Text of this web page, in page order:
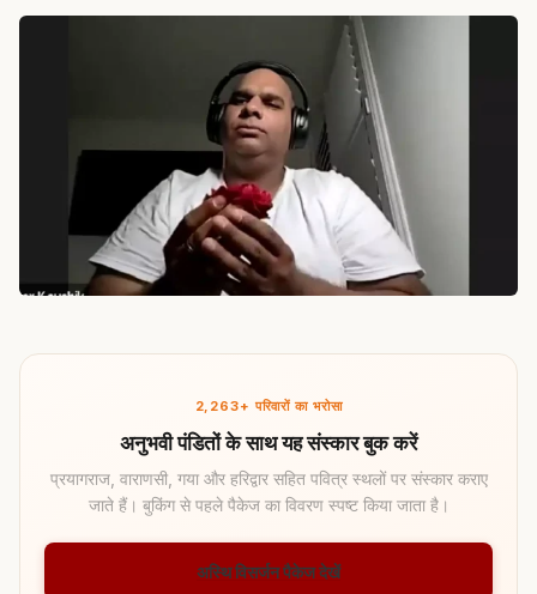
2,263+ परिवारों का भरोसा
अनुभवी पंडितों के साथ यह संस्कार बुक करें
प्रयागराज, वाराणसी, गया और हरिद्वार सहित पवित्र स्थलों पर संस्कार कराए
जाते हैं। बुकिंग से पहले पैकेज का विवरण स्पष्ट किया जाता है।
अस्थि विसर्जन पैकेज देखें